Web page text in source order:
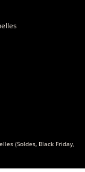
(Soldes, Black Friday,